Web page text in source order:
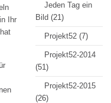
Ihr
Jeden Tag ein
Bild (21)
Projekt52 (7)
Projekt52-2014
(51)
Projekt52-2015
(26)